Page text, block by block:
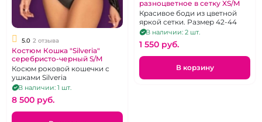
5.0 2 отзыва
Костюм Кошка "Silveria"
серебристо-черный S/M
Косюм роковой кошечки с
ушками Silveria
В наличии: 1 шт.
8 500 pуб.
разноцветное в сетку XS/M
Красивое боди из цветной
яркой сетки. Размер 42-44
В наличии: 2 шт.
1 550 pуб.
В корзину